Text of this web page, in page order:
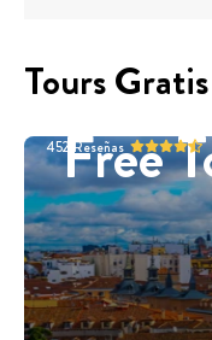
Tours
Free
452 Reseñas